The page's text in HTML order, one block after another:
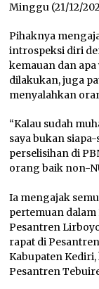
Minggu (21/12/
Pihaknya
introspeksi diri
kemauan dan
dilakukan, juga
menyalahkan
“Kalau sudah
saya bukan
perselisihan di
orang baik non-
Ia mengajak
pertemuan
Pesantren
rapat di
Kabupaten
Pesantren